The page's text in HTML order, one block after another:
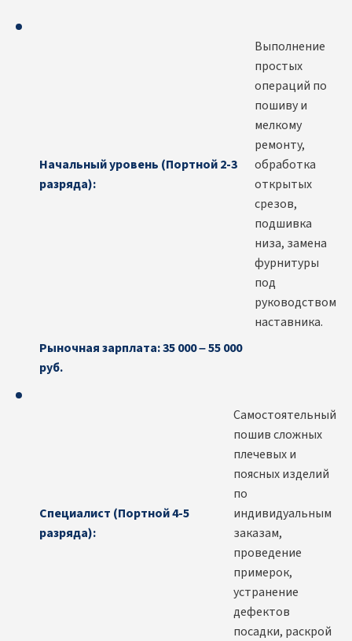
Начальный уровень (Портной 2-3
разряда):
Выполнение
простых
операций по
пошиву и
мелкому
ремонту,
обработка
открытых
срезов,
подшивка
низа, замена
фурнитуры
под
руководством
наставника.
Рыночная зарплата: 35 000 – 55 000
руб.
Специалист (Портной 4-5
разряда):
Самостоятельный
пошив сложных
плечевых и
поясных изделий
по
индивидуальным
заказам,
проведение
примерок,
устранение
дефектов
посадки, раскрой